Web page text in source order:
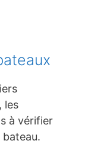
les
à vérifier